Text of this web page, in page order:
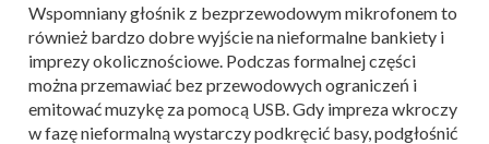
Wspomniany głośnik z bezprzewodowym mikrofonem to
również bardzo dobre wyjście na nieformalne bankiety i
imprezy okolicznościowe. Podczas formalnej części
można przemawiać bez przewodowych ograniczeń i
emitować muzykę za pomocą USB. Gdy impreza wkroczy
w fazę nieformalną wystarczy podkręcić basy, podgłośnić